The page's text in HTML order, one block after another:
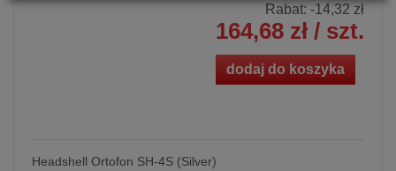
Rabat: -14,32 zł
164,68 zł / szt.
dodaj do koszyka
Headshell Ortofon SH-4S (Silver)